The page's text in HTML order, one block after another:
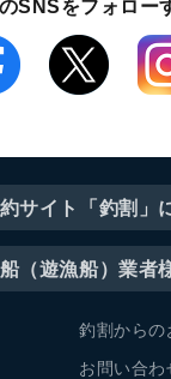
SNSをフォロー
サイト「釣割」
（遊漁船）業者
釣割からの
お問い合わ